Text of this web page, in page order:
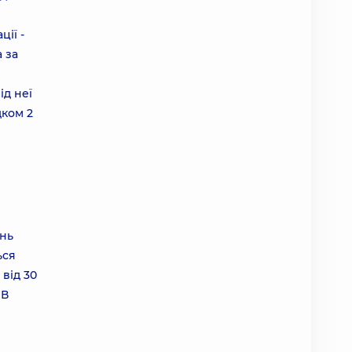
-
за
неї
2
30